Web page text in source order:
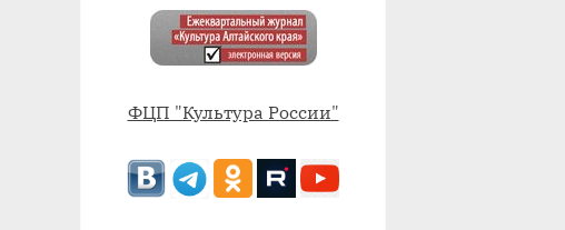
ФЦП "Культура России"